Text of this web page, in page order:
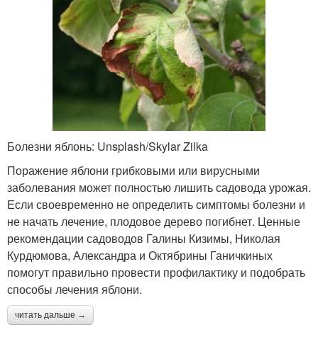
Болезни яблонь: Unsplash/Skylar Zilka
Поражение яблони грибковыми или вирусными
заболевания может полностью лишить садовода урожая.
Если своевременно не определить симптомы болезни и
не начать лечение, плодовое дерево погибнет. Ценные
рекомендации садоводов Галины Кизимы, Николая
Курдюмова, Александра и Октябрины Ганичкиных
помогут правильно провести профилактику и подобрать
способы лечения яблони.
читать дальше →